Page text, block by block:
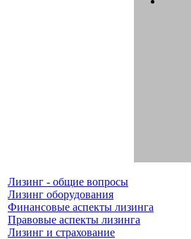
Лизинг - общие вопросы
Лизинг оборудования
Финансовые аспекты лизинга
Правовые аспекты лизинга
Лизинг и страхование